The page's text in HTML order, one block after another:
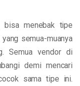
bisa menebak tipe
semua-muanya
Semua vendor di
demi mencari
sama tipe ini.